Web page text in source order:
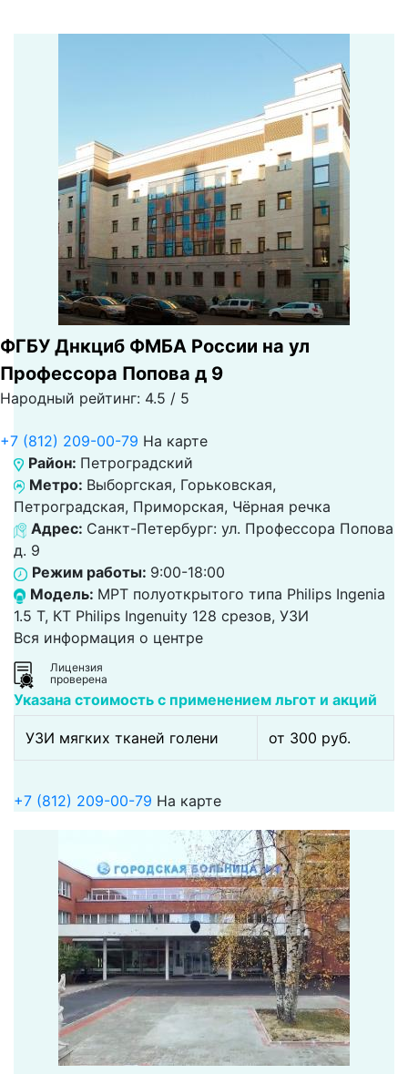
ФГБУ Днкциб ФМБА России на ул
Профессора Попова д 9
Народный рейтинг: 4.5 / 5
+7 (812) 209-00-79 На карте
Район: Петроградский
Метро: Выборгская, Горьковская,
Петроградская, Приморская, Чёрная речка
Адрес: Санкт-Петербург: ул. Профессора Попова
д. 9
Режим работы: 9:00-18:00
Модель: МРТ полуоткрытого типа Philips Ingenia
1.5 Т, КТ Philips Ingenuity 128 срезов, УЗИ
Вся информация о центре
Лицензия
проверена
Указана стоимость с применением льгот и акций
УЗИ мягких тканей голени от 300 pуб.
+7 (812) 209-00-79 На карте